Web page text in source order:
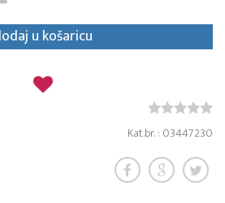
u košaricu
Kat.br. : 03447230